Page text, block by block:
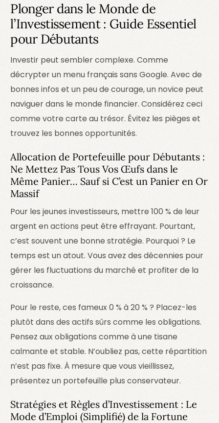
Plonger dans le Monde de
l’Investissement : Guide Essentiel
pour Débutants
Investir peut sembler complexe. Comme
décrypter un menu français sans Google. Avec de
bonnes infos et un peu de courage, un novice peut
naviguer dans le monde financier. Considérez ceci
comme votre carte au trésor. Évitez les pièges et
trouvez les bonnes opportunités.
Allocation de Portefeuille pour Débutants :
Ne Mettez Pas Tous Vos Œufs dans le
Même Panier… Sauf si C’est un Panier en Or
Massif
Pour les jeunes investisseurs, mettre 100 % de leur
argent en actions peut être effrayant. Pourtant,
c’est souvent une bonne stratégie. Pourquoi ? Le
temps est un atout. Vous avez des décennies pour
gérer les fluctuations du marché et profiter de la
croissance.
Pour le reste, ces fameux 0 % à 20 % ? Placez-les
plutôt dans des actifs sûrs comme les obligations.
Pensez aux obligations comme à une tisane
calmante et stable. N’oubliez pas, cette répartition
n’est pas fixe. À mesure que vous vieillissez,
présentez un portefeuille plus conservateur.
Stratégies et Règles d’Investissement : Le
Mode d’Emploi (Simplifié) de la Fortune